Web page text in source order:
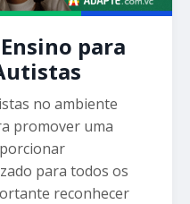
para
no ambiente
promover uma
para todos os
reconhecer